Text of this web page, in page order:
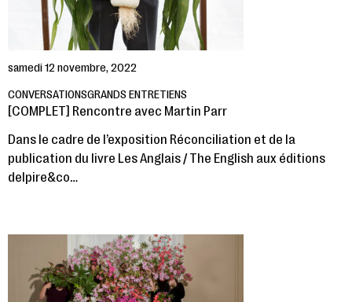
samedi 12 novembre, 2022
CONVERSATIONSGRANDS ENTRETIENS
[COMPLET] Rencontre avec Martin Parr
Dans le cadre de l’exposition Réconciliation et de la
publication du livre Les Anglais / The English aux éditions
delpire&co…